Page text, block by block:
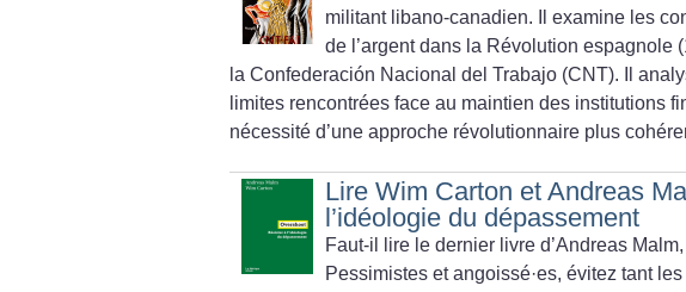
militant libano-canadien. Il examine les
de l’argent dans la Révolution espagnole
la Confederación Nacional del Trabajo (CNT). Il
limites rencontrées face au maintien des institutions
nécessité d’une approche révolutionnaire plus
Lire Wim Carton et Andreas
l’idéologie du dépassement
Faut-il lire le dernier livre d’Andreas
Pessimistes et angoissé·es, évitez tant